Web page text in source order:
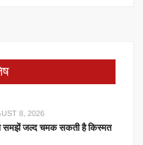
8, 2026
समझें जल्द चमक सकती है किस्मत